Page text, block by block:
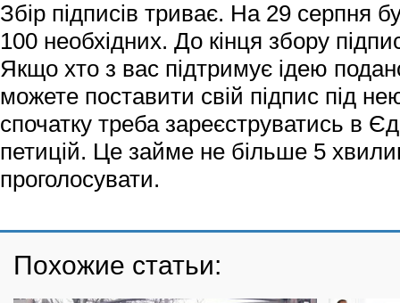
Збір підписів триває. На 29 серпня
100 необхідних. До кінця збору
Якщо хто з вас підтримує ідею
можете поставити свій підпис під
спочатку треба зареєструватись в
петицій. Це займе не більше 5
проголосувати.
Похожие статьи: